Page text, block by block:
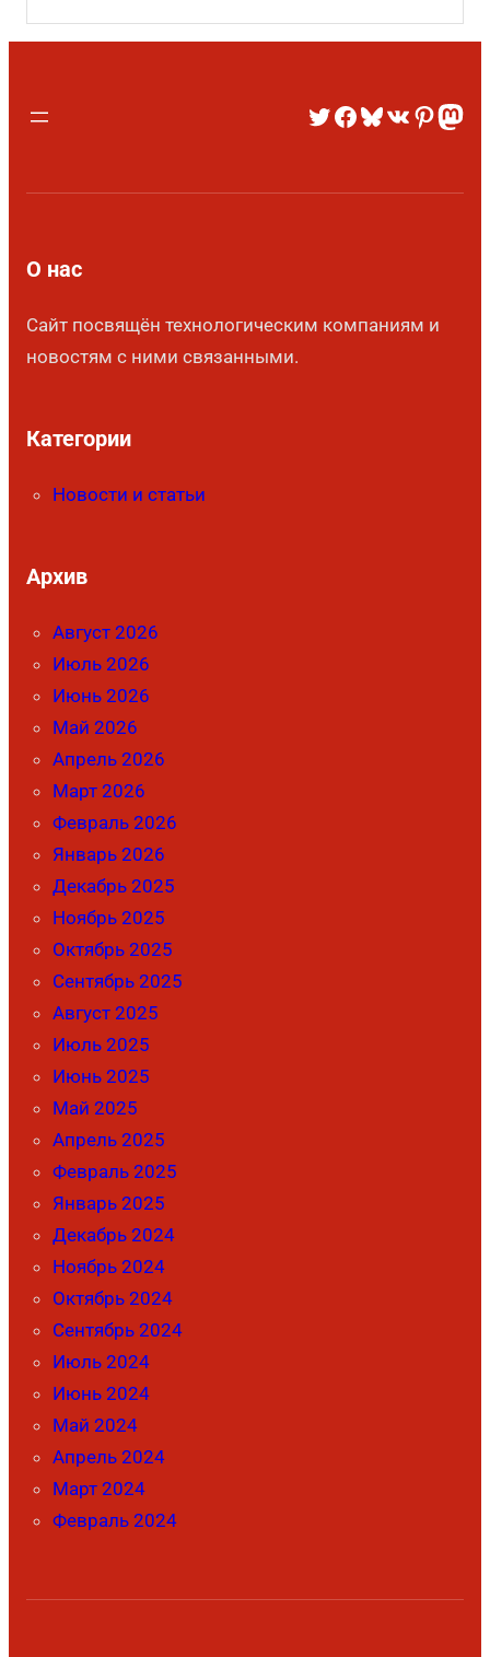
О нас
Сайт посвящён технологическим компаниям и
новостям с ними связанными.
Категории
Новости и статьи
Архив
Август 2026
Июль 2026
Июнь 2026
Май 2026
Апрель 2026
Март 2026
Февраль 2026
Январь 2026
Декабрь 2025
Ноябрь 2025
Октябрь 2025
Сентябрь 2025
Август 2025
Июль 2025
Июнь 2025
Май 2025
Апрель 2025
Февраль 2025
Январь 2025
Декабрь 2024
Ноябрь 2024
Октябрь 2024
Сентябрь 2024
Июль 2024
Июнь 2024
Май 2024
Апрель 2024
Март 2024
Февраль 2024